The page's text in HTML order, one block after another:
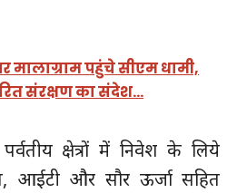
मालाग्राम पहुंचे सीएम धामी,
संरक्षण का संदेश…
क्षेत्रों में निवेश के लिये
आईटी और सौर ऊर्जा सहित